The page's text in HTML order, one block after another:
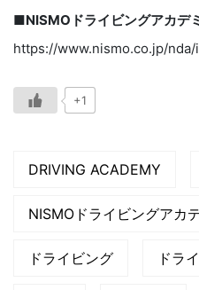
■NISMOドライビングアカデ
https://www.nismo.co.jp/
+1
DRIVING ACADEMY
NISMOドライビングアカ
ドライビング ドラ